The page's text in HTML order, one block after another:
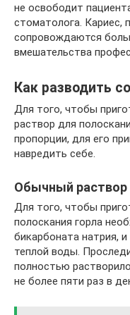
не освободит
стоматолога. Кариес,
сопровождаются
вмешательства
Как разводить
Для того, чтобы
раствор для
пропорции, для его
навредить себе.
Обычный раствор
Для того, чтобы
полоскания горла
бикарбоната натрия,
теплой воды.
полностью
не более пяти раз в